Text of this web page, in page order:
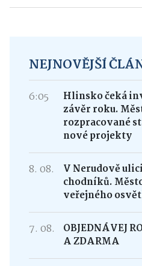
NEJNOVĚJŠÍ
6:05
Hlinsko čeká
závěr roku.
rozpracované
nové projekty
8. 08.
V Nerudově
chodníků.
veřejného
7. 08.
OBJEDNÁVEJ
A ZDARMA